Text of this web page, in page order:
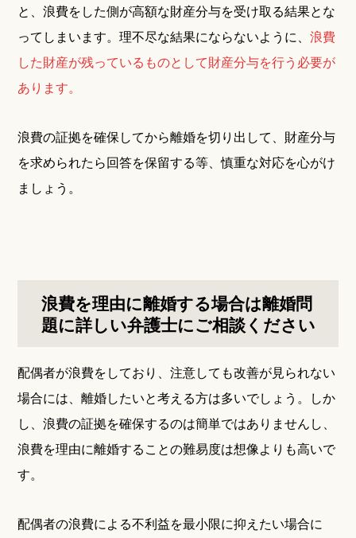
と、浪費をした側が高額な財産分与を受け取る結果とな
ってしまいます。理不尽な結果にならないように、浪費
した財産が残っているものとして財産分与を行う必要が
あります。
浪費の証拠を確保してから離婚を切り出して、財産分与
を求められたら回答を保留する等、慎重な対応を心がけ
ましょう。
浪費を理由に離婚する場合は離婚問
題に詳しい弁護士にご相談ください
配偶者が浪費をしており、注意しても改善が見られない
場合には、離婚したいと考える方は多いでしょう。しか
し、浪費の証拠を確保するのは簡単ではありませんし、
浪費を理由に離婚することの難易度は想像よりも高いで
す。
配偶者の浪費による不利益を最小限に抑えたい場合に